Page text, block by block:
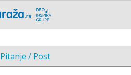
Pitanje / Post